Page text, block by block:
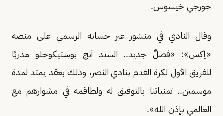
جورجي خيسوس.
وقال النادي في منشور عبر حسابه الرسمي على منصة
«إكس»: «فصلٌ جديد.. السيد آنج بوستيكوجلو مدربًا
للفريق الأول لكرة القدم بنادي النصر، وذلك بعقد يمتد لمدة
موسمين.. تمنياتنا بالتوفيق له ولطاقمه في مشوارهم مع
العالمي بإذن الله».